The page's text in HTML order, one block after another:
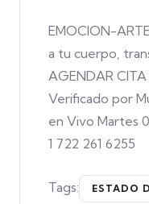
EMOCION-
a tu cuerpo,
AGENDAR
Verificado por
en Vivo Martes
1 722 261 6255
Tags: ESTADO